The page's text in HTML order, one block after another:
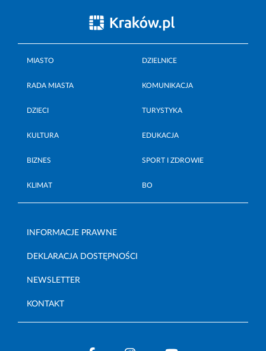
MIASTO DZIELNICE
RADA MIASTA KOMUNIKACJA
DZIECI TURYSTYKA
KULTURA EDUKACJA
BIZNES SPORT I ZDROWIE
KLIMAT BO
INFORMACJE PRAWNE
DEKLARACJA DOSTĘPNOŚCI
NEWSLETTER
KONTAKT